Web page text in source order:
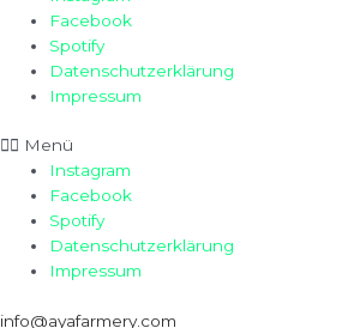
Facebook
Spotify
Datenschutzerklärung
Impressum
Menü
Instagram
Facebook
Spotify
Datenschutzerklärung
Impressum
info@ayafarmery.com